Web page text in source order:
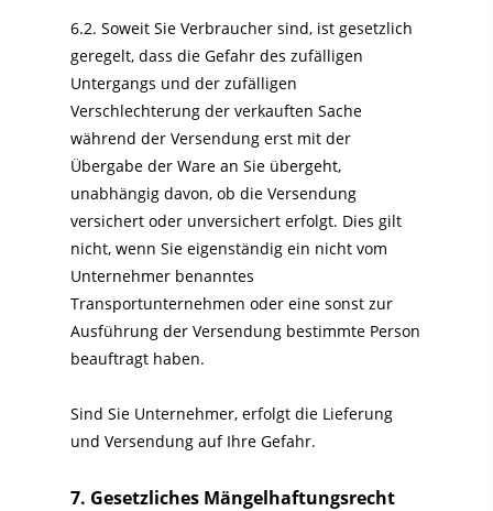
6.2. Soweit Sie Verbraucher sind, ist gesetzlich
geregelt, dass die Gefahr des zufälligen
Untergangs und der zufälligen
Verschlechterung der verkauften Sache
während der Versendung erst mit der
Übergabe der Ware an Sie übergeht,
unabhängig davon, ob die Versendung
versichert oder unversichert erfolgt. Dies gilt
nicht, wenn Sie eigenständig ein nicht vom
Unternehmer benanntes
Transportunternehmen oder eine sonst zur
Ausführung der Versendung bestimmte Person
beauftragt haben.
Sind Sie Unternehmer, erfolgt die Lieferung
und Versendung auf Ihre Gefahr.
7. Gesetzliches Mängelhaftungsrecht